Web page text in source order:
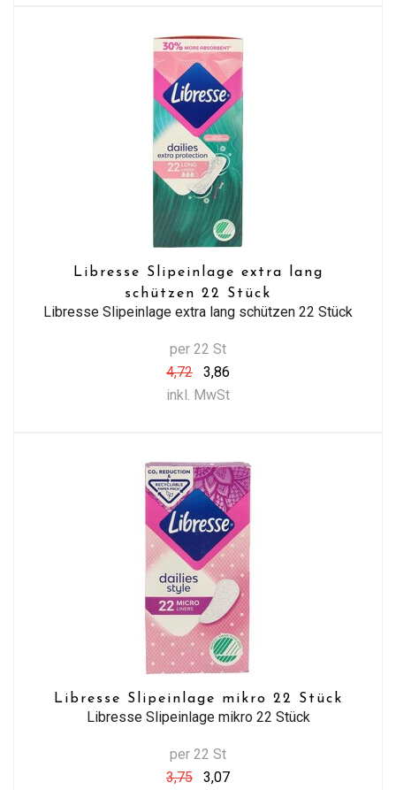
Libresse Slipeinlage extra lang
schützen 22 Stück
Libresse Slipeinlage extra lang schützen 22 Stück
per 22 St
4,72
3,86
inkl. MwSt
Libresse Slipeinlage mikro 22 Stück
Libresse Slipeinlage mikro 22 Stück
per 22 St
3,75
3,07